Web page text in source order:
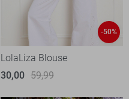
-50%
LolaLiza Blouse
30,00 59,99